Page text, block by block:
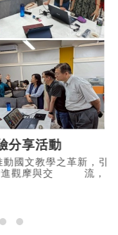
分享活動
國文教學之革新，引
增進觀摩與交 流，
辦此次教學觀摩活